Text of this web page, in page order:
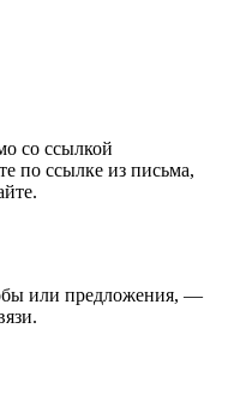
со ссылкой
по ссылке из письма,
или предложения, —